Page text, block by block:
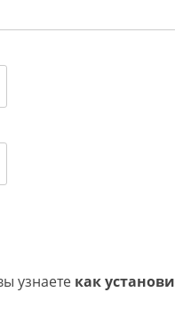
узнаете как